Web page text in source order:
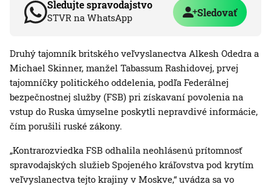
Sledujte spravodajstvo
STVR na WhatsApp Sledovať
Druhý tajomník britského veľvyslanectva Alkesh Odedra a
Michael Skinner, manžel Tabassum Rashidovej, prvej
tajomníčky politického oddelenia, podľa Federálnej
bezpečnostnej služby (FSB) pri získavaní povolenia na
vstup do Ruska úmyselne poskytli nepravdivé informácie,
čím porušili ruské zákony.
„Kontrarozviedka FSB odhalila neohlásenú prítomnosť
spravodajských služieb Spojeného kráľovstva pod krytím
veľvyslanectva tejto krajiny v Moskve,“ uvádza sa vo